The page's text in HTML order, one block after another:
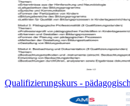
Qualifizierungskurs -